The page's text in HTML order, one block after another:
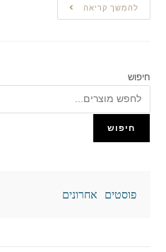
להמשך קריאה
חיפוש
חיפוש
פוסטים אחרונים